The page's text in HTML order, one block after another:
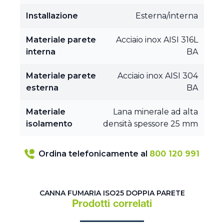
Installazione Esterna/interna
Materiale parete
interna
Acciaio inox AISI 316L
BA
Materiale parete
esterna
Acciaio inox AISI 304
BA
Materiale
isolamento
Lana minerale ad alta
densità spessore 25 mm
Ordina telefonicamente al 800 120 991
CANNA FUMARIA ISO25 DOPPIA PARETE
Prodotti correlati